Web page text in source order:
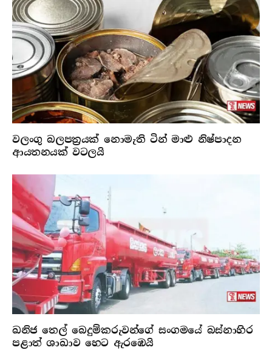
වලංගු බලපත්‍රයක් නොමැති ටින් මාළු නිෂ්පාදන
ආයතනයක් වටලයි
ඛනිජ තෙල් බෙදුම්කරුවන්ගේ සංගමයේ බස්නාහිර
පළාත් ශාඛාව හෙට ඇරඹෙයි